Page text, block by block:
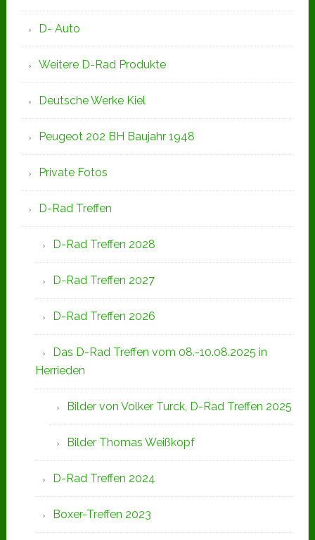
D- Auto
Weitere D-Rad Produkte
Deutsche Werke Kiel
Peugeot 202 BH Baujahr 1948
Private Fotos
D-Rad Treffen
D-Rad Treffen 2028
D-Rad Treffen 2027
D-Rad Treffen 2026
Das D-Rad Treffen vom 08.-10.08.2025 in
Herrieden
Bilder von Volker Turck, D-Rad Treffen 2025
Bilder Thomas Weißkopf
D-Rad Treffen 2024
Boxer-Treffen 2023